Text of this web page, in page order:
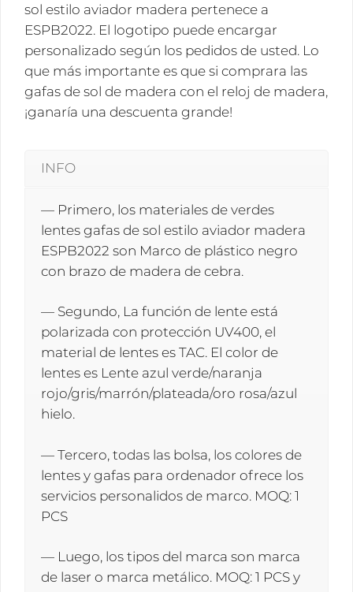
sol estilo aviador madera pertenece a
ESPB2022. El logotipo puede encargar
personalizado según los pedidos de usted. Lo
que más importante es que si comprara las
gafas de sol de madera con el reloj de madera,
¡ganaría una descuenta grande!
INFO
— Primero, los materiales de verdes
lentes gafas de sol estilo aviador madera
ESPB2022 son Marco de plástico negro
con brazo de madera de cebra.
— Segundo, La función de lente está
polarizada con protección UV400, el
material de lentes es TAC. El color de
lentes es Lente azul verde/naranja
rojo/gris/marrón/plateada/oro rosa/azul
hielo.
— Tercero, todas las bolsa, los colores de
lentes y gafas para ordenador ofrece los
servicios personalidos de marco. MOQ: 1
PCS
— Luego, los tipos del marca son marca
de laser o marca metálico. MOQ: 1 PCS y